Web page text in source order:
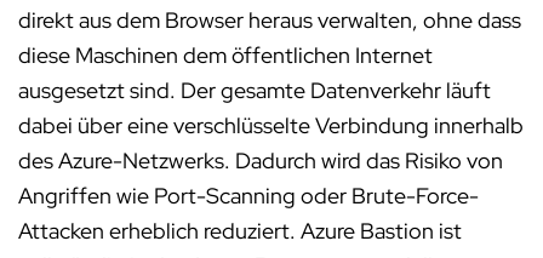
direkt aus dem Browser heraus verwalten, ohne dass
diese Maschinen dem öffentlichen Internet
ausgesetzt sind. Der gesamte Datenverkehr läuft
dabei über eine verschlüsselte Verbindung innerhalb
des Azure-Netzwerks. Dadurch wird das Risiko von
Angriffen wie Port-Scanning oder Brute-Force-
Attacken erheblich reduziert. Azure Bastion ist